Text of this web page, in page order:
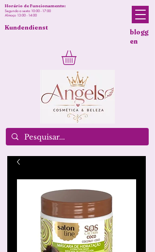
blogg
en
Horário de Funcionamento:
Segunda a sexta 10:00 - 17:00
Almoço 13:00 - 14:00
Kundendienst